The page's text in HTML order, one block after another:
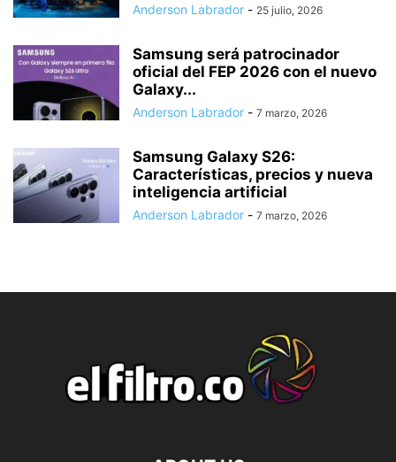
Anderson Labrador - 25 julio, 2026
Samsung será patrocinador
oficial del FEP 2026 con el nuevo
Galaxy...
Anderson Labrador - 7 marzo, 2026
Samsung Galaxy S26:
Características, precios y nueva
inteligencia artificial
Anderson Labrador - 7 marzo, 2026